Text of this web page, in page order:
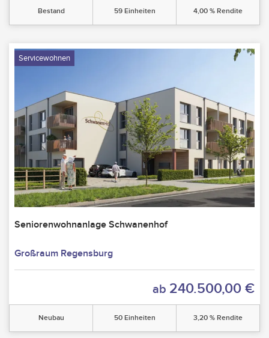
Bestand 59 Einheiten 4,00 % Rendite
Servicewohnen
Seniorenwohnanlage Schwanenhof
Großraum Regensburg
ab 240.500,00 €
Neubau 50 Einheiten 3,20 % Rendite